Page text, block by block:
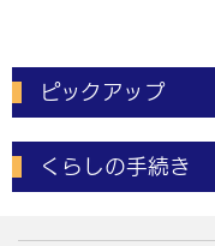
ピックアップ
電子申請
体育施設予約状況
くらしの手続き